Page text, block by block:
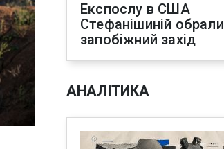
Експослу в США
Стефанішиній обрали
запобіжний захід
АНАЛІТИКА